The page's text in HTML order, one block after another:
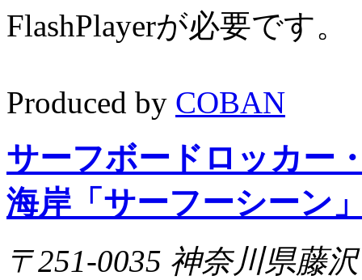
FlashPlayerが必要です
Produced by COBAN
サーフボードロッカー
海岸「サーフーシーン
〒251-0035 神奈川県藤